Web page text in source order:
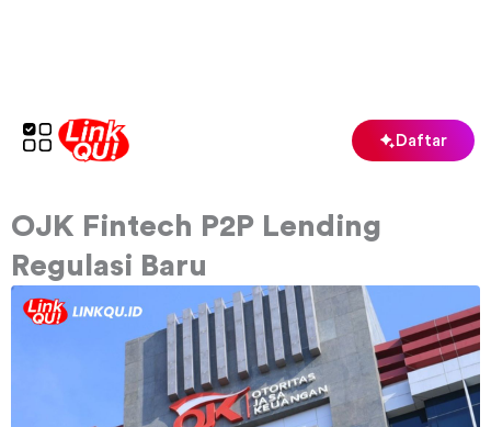
Daftar
OJK Fintech P2P Lending
Regulasi Baru